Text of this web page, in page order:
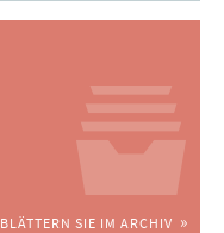
BLÄTTERN SIE IM ARCHIV